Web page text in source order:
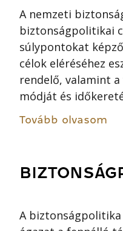
A nemzeti
biztonságpolitikai
súlypontokat
célok eléréséhez
rendelő, valamint
módját és
Tovább olvasom
A